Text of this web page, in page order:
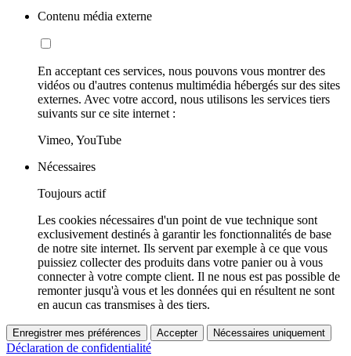
Contenu média externe
En acceptant ces services, nous pouvons vous montrer des
vidéos ou d'autres contenus multimédia hébergés sur des sites
externes. Avec votre accord, nous utilisons les services tiers
suivants sur ce site internet :
Vimeo, YouTube
Nécessaires
Toujours actif
Les cookies nécessaires d'un point de vue technique sont
exclusivement destinés à garantir les fonctionnalités de base
de notre site internet. Ils servent par exemple à ce que vous
puissiez collecter des produits dans votre panier ou à vous
connecter à votre compte client. Il ne nous est pas possible de
remonter jusqu'à vous et les données qui en résultent ne sont
en aucun cas transmises à des tiers.
Enregistrer mes préférences Accepter Nécessaires uniquement
Déclaration de confidentialité